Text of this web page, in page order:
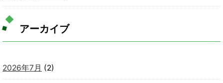
アーカイブ
2026年7月 (2)